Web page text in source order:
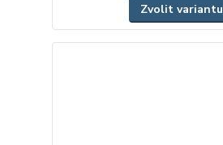
Zvolit variantu